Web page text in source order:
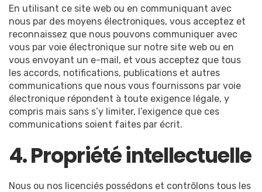
En utilisant ce site web ou en communiquant avec
nous par des moyens électroniques, vous acceptez et
reconnaissez que nous pouvons communiquer avec
vous par voie électronique sur notre site web ou en
vous envoyant un e-mail, et vous acceptez que tous
les accords, notifications, publications et autres
communications que nous vous fournissons par voie
électronique répondent à toute exigence légale, y
compris mais sans s’y limiter, l’exigence que ces
communications soient faites par écrit.
4. Propriété intellectuelle
Nous ou nos licenciés possédons et contrôlons tous les